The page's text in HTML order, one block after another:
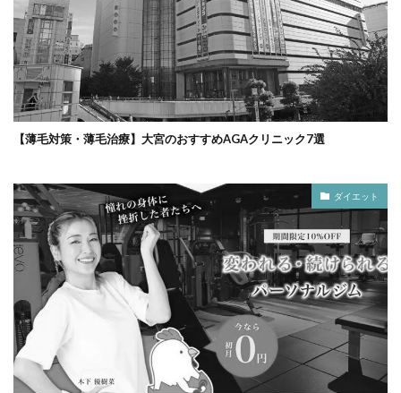
【薄毛対策・薄毛治療】大宮のおすすめAGAクリニック7選
ダイエット